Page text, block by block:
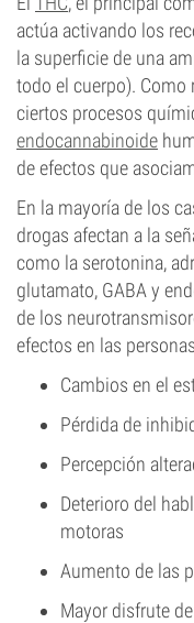
actúa activando los
la superficie de una
todo el cuerpo).
ciertos procesos
endocannabinoide
de efectos que
En la mayoría de los
drogas afectan a la
como la serotonina,
glutamato, GABA y
de los
efectos en las
Cambios en el
Pérdida de
Percepción
Deterioro del
motoras
Aumento de las
Mayor disfrute